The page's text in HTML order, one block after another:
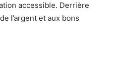
accessible. Derrière
l’argent et aux bons